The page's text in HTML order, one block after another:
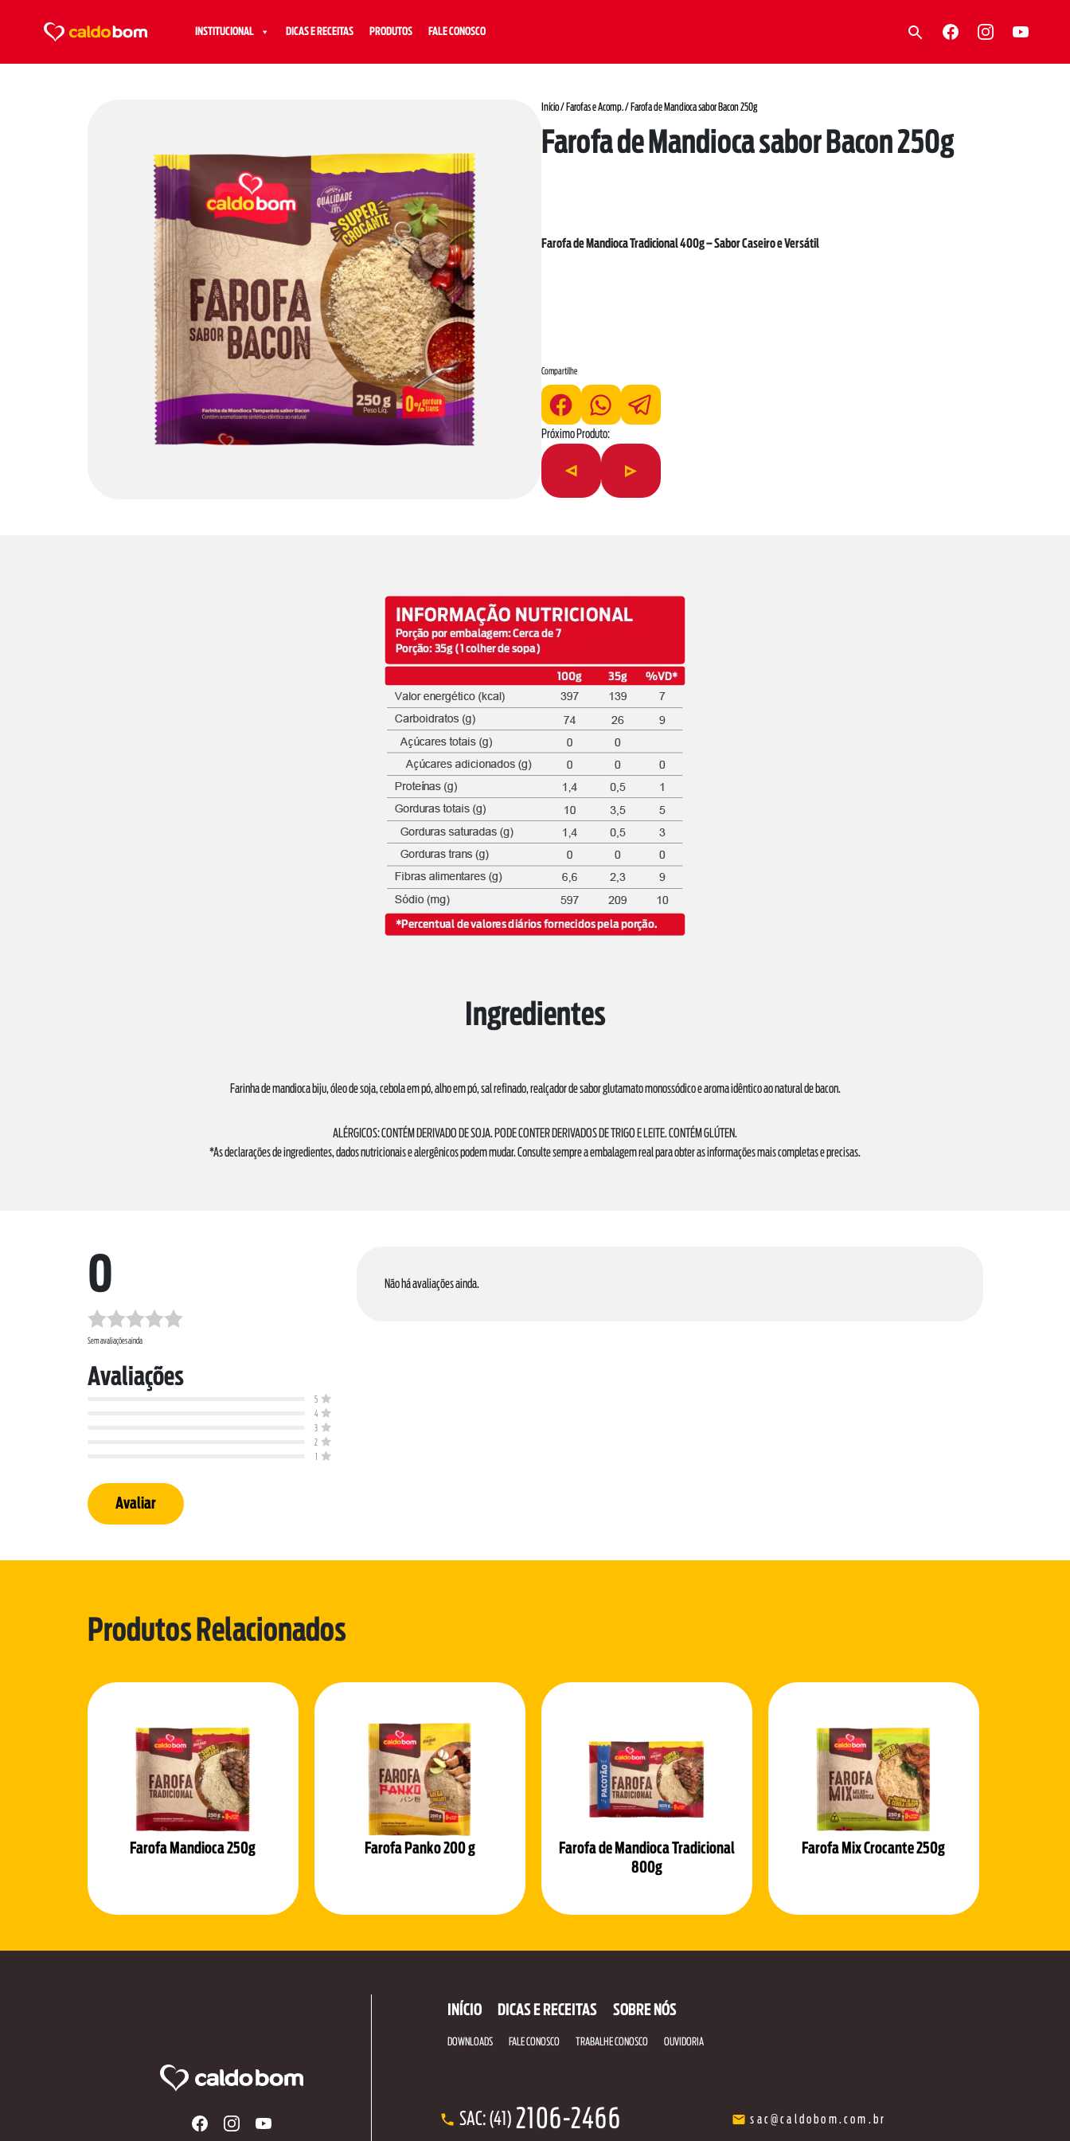
INSTITUCIONAL DICAS E RECEITAS PRODUTOS FALE CONOSCO
Início/ Farofas e Acomp./ Farofa de Mandioca sabor Bacon 250g
Farofa de Mandioca sabor Bacon 250g
Farofa de Mandioca Tradicional 400g – Sabor Caseiro e Versátil
Compartilhe
Próximo Produto:
Ingredientes
Farinha de mandioca biju, óleo de soja, cebola em pó, alho em pó, sal refinado, realçador de sabor glutamato monossódico e aroma idêntico ao natural de bacon.
ALÉRGICOS: CONTÉM DERIVADO DE SOJA. PODE CONTER DERIVADOS DE TRIGO E LEITE. CONTÉM GLÚTEN.
*As declarações de ingredientes, dados nutricionais e alergênicos podem mudar. Consulte sempre a embalagem real para obter as informações mais completas e precisas.
0
Sem avaliações ainda
Avaliações
5
4
3
2
1
Avaliar
Não há avaliações ainda.
Produtos Relacionados
Farofa Mandioca 250g Farofa Panko 200 g
Farofa de Mandioca Tradicional
800g
Farofa Mix Crocante 250g
INÍCIO DICAS E RECEITAS SOBRE NÓS
DOWNLOADS FALE CONOSCO TRABALHE CONOSCO OUVIDORIA
SAC: (41) 2106-2466 sac@caldobom.com.br